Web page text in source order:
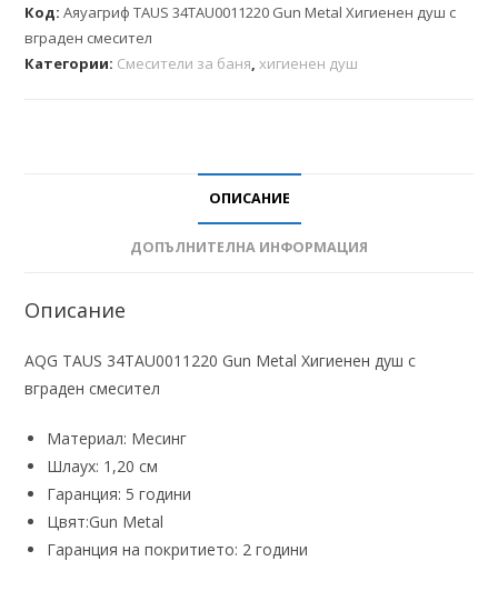
Код:Aяуагриф TAUS 34TAU0011220 Gun Metal Хигиенен душ с
вграден смесител
Категории: Смесители за баня ,хигиенен душ
ОПИСАНИЕ
ДОПЪЛНИТЕЛНА ИНФОРМАЦИЯ
Описание
AQG TAUS 34TAU0011220 Gun Metal Хигиенен душ с
вграден смесител
Материал: Месинг
Шлаух: 1,20 см
Гаранция: 5 години
Цвят:Gun Metal
Гаранция на покритието: 2 години